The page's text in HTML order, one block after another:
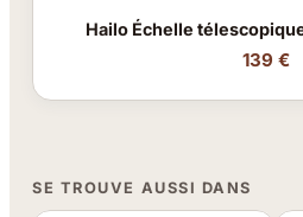
Hailo Échelle
139 €
SE TROUVE AUSSI DANS